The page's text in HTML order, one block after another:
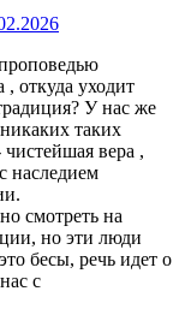
откуда уходит
У нас же
таких
вера ,
наследием
смотреть на
но эти люди
бесы, речь идет о
с